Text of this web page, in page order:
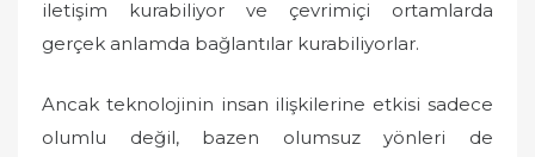
iletişim kurabiliyor ve çevrimiçi ortamlarda
gerçek anlamda bağlantılar kurabiliyorlar.
Ancak teknolojinin insan ilişkilerine etkisi sadece
olumlu değil, bazen olumsuz yönleri de